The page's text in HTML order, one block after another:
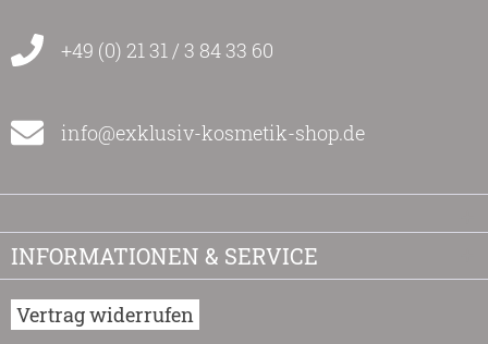
+49 (0) 21 31 / 3 84 33 60
info@exklusiv-kosmetik-shop.de
INFORMATIONEN & SERVICE
Vertrag widerrufen